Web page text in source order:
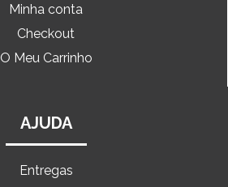
Minha conta
Checkout
O Meu Carrinho
AJUDA
Entregas